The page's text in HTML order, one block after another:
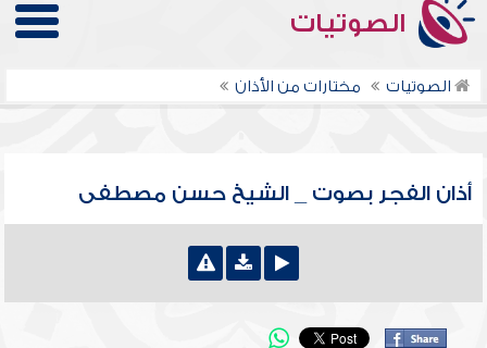
الصوتيات
الصوتيات مختارات من الأذان
أذان الفجر بصوت _ الشيخ حسن مصطفى